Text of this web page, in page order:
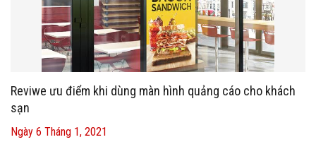
Reviwe ưu điểm khi dùng màn hình quảng cáo cho khách
sạn
Ngày 6 Tháng 1, 2021